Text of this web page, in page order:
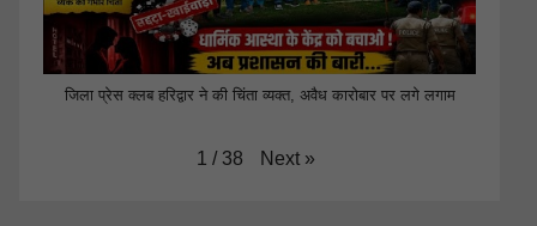
जिला प्रेस क्लब हरिद्वार ने की चिंता व्यक्त, अवैध कारोबार पर लगे लगाम
1 / 38 Next »